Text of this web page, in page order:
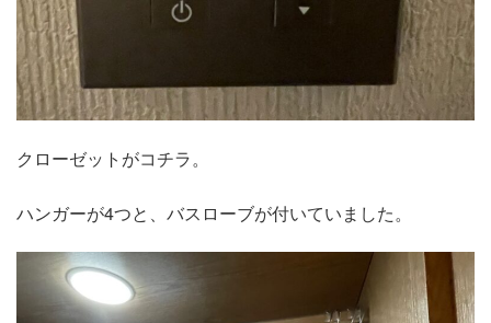
クローゼットがコチラ。
ハンガーが4つと、バスローブが付いていました。